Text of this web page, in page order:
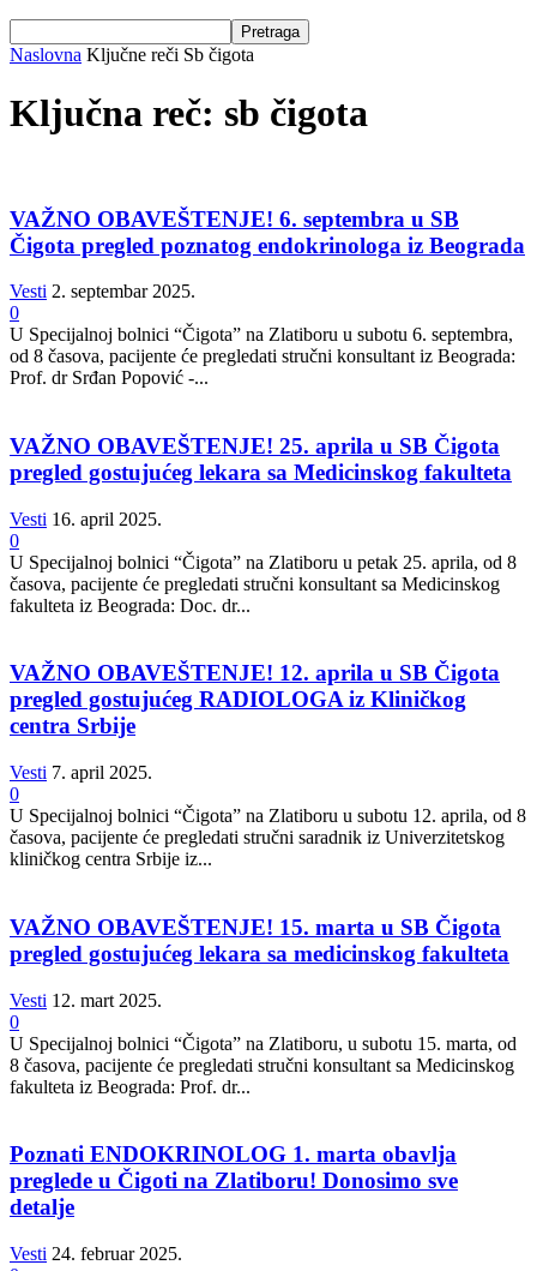
Naslovna Ključne reči Sb čigota
Ključna reč: sb čigota
VAŽNO OBAVEŠTENJE! 6. septembra u SB
Čigota pregled poznatog endokrinologa iz Beograda
Vesti 2. septembar 2025.
0
U Specijalnoj bolnici “Čigota” na Zlatiboru u subotu 6. septembra,
od 8 časova, pacijente će pregledati stručni konsultant iz Beograda:
Prof. dr Srđan Popović -...
VAŽNO OBAVEŠTENJE! 25. aprila u SB Čigota
pregled gostujućeg lekara sa Medicinskog fakulteta
Vesti 16. april 2025.
0
U Specijalnoj bolnici “Čigota” na Zlatiboru u petak 25. aprila, od 8
časova, pacijente će pregledati stručni konsultant sa Medicinskog
fakulteta iz Beograda: Doc. dr...
VAŽNO OBAVEŠTENJE! 12. aprila u SB Čigota
pregled gostujućeg RADIOLOGA iz Kliničkog
centra Srbije
Vesti 7. april 2025.
0
U Specijalnoj bolnici “Čigota” na Zlatiboru u subotu 12. aprila, od 8
časova, pacijente će pregledati stručni saradnik iz Univerzitetskog
kliničkog centra Srbije iz...
VAŽNO OBAVEŠTENJE! 15. marta u SB Čigota
pregled gostujućeg lekara sa medicinskog fakulteta
Vesti 12. mart 2025.
0
U Specijalnoj bolnici “Čigota” na Zlatiboru, u subotu 15. marta, od
8 časova, pacijente će pregledati stručni konsultant sa Medicinskog
fakulteta iz Beograda: Prof. dr...
Poznati ENDOKRINOLOG 1. marta obavlja
preglede u Čigoti na Zlatiboru! Donosimo sve
detalje
Vesti 24. februar 2025.